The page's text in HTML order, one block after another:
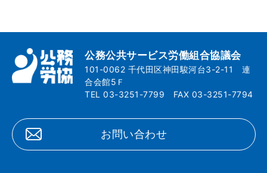
公務公共サービス労働組合協議会
101-0062 千代田区神田駿河台3-2-11 連
合会館5Ｆ
TEL 03-3251-7799 FAX 03-3251-7794
お問い合わせ